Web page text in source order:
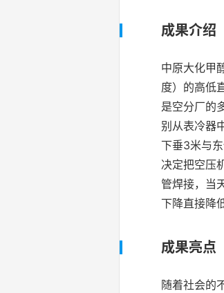
成果介绍
中原大化甲
度）的高低
是空分厂的
别从表冷器
下垂3米与
决定把空压
管焊接，当
下降直接降
成果亮点
随着社会的